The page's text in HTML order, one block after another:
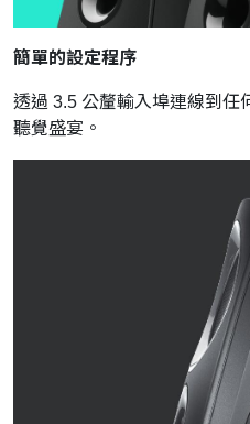
簡單的設定程序
透過 3.5 公釐輸入埠連線到任
聽覺盛宴。